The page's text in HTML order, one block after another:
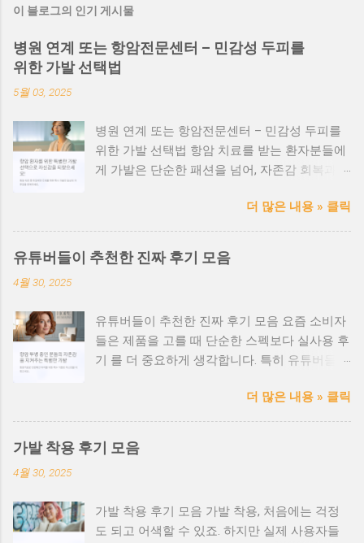
이 블로그의 인기 게시물
병원 연계 또는 항암전문센터 – 민감성 두피를
위한 가발 선택법
5월 03, 2025
병원 연계 또는 항암전문센터 – 민감성 두피를
위한 가발 선택법 항암 치료를 받는 환자분들에
게 가발은 단순한 패션을 넘어, 자존감 회복과
한 두피 상태에서는 안전성과 위생, 착용감 이
매우 중요합니다. 항암 환자를 위한 가발, 왜 특
별해야 할까? 항암치료 과정에서 탈모는 흔한
부작용이며, 두피 또한 예민해집니다. 이때 일반
전문센터의 장점 ✅ 전문 의료진과 협업하여 안
전성 검증 완료 ✅ 민감성 피부 전용 안감 및 무
봉제 처리 ✅ 환자 상태에 맞춘 사이즈 맞춤 서
항암가발 선택 시 체크포인트 ✔ 소재가 인체 무
해한 인증을 받았는지 확인 ✔ 내피 소재가 부드
럽고 통기성이 좋은지 ✔ 두피 자극이 없는 가공
같은 직관적인 도메인을 사용하면 환자와 가족
더 많은 내용 » 클릭
유튜버들이 추천한 진짜 후기 모음
4월 30, 2025
유튜버들이 추천한 진짜 후기 모음 요즘 소비자
들은 제품을 고를 때 단순한 스펙보다 실사용 후
기 를 더 중요하게 생각합니다. 특히 유튜버들의
설득력 이 높죠. 가발, 탈모 케어, 헤어 제품 등
다양한 분야에서 실제 유튜버들이 추천한 후기
를 모아봤습니다. 지금 어떤 제품이 인기 있고,
어떤 점이 좋았는지 확인해보세요. 🎥 인기 유튜
B - “평소 스타일링하기 좋은 컬러와 가벼운 착
용감에 감탄했어요.” 탈모 정보 유튜버 C - “항암
더 많은 내용 » 클릭
가발 착용 후기 모음
4월 30, 2025
가발 착용 후기 모음 가발 착용, 처음에는 걱정
도 되고 어색할 수 있죠. 하지만 실제 사용자들